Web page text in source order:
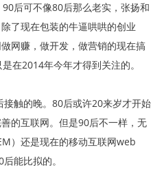
后可不像80后那么老实，张扬和
了现在包装的牛逼哄哄的创业
网赚，做开发，做营销的现在搞
在2014年今年才得到关注的。
触的晚。80后或许20来岁才开始
的互联网。但是90后不一样，无
）还是现在的移动互联网web
能比拟的。